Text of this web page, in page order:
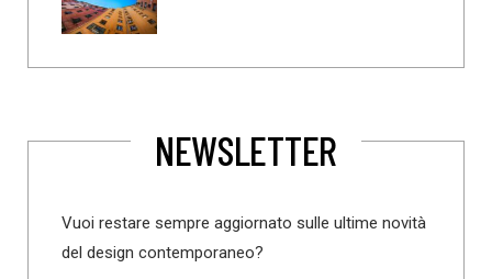
NEWSLETTER
Vuoi restare sempre aggiornato sulle ultime novità
del design contemporaneo?